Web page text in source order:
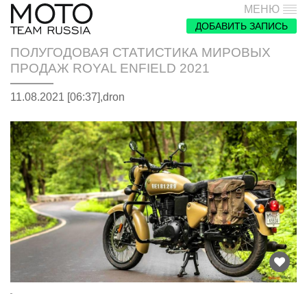
МЕНЮ
ДОБАВИТЬ ЗАПИСЬ
ПОЛУГОДОВАЯ СТАТИСТИКА МИРОВЫХ
ПРОДАЖ ROYAL ENFIELD 2021
11.08.2021 [06:37],dron